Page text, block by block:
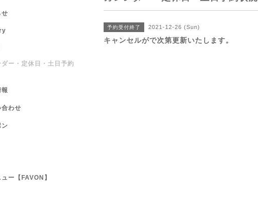
予約受付終了 2021-12-26 (Sun)
キャンセルがで次第更新いたします。
せ
ダー・定休日・土日予約
合わせ
ン
ー【FAVON】